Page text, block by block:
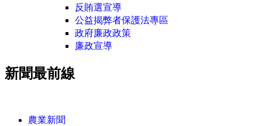
反賄選宣導
公益揭弊者保護法專區
政府廉政政策
廉政宣導
新聞最前線
農業新聞